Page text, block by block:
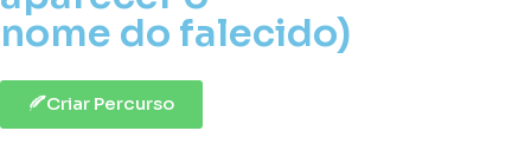
nome do falecido)
Criar Percurso